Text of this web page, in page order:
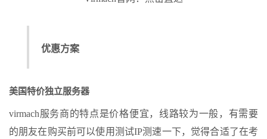
优惠方案
美国特价独立服务器
virmach服务商的特点是价格便宜，线路较为一般，有需要
的朋友在购买前可以使用测试IP测速一下，觉得合适了在考